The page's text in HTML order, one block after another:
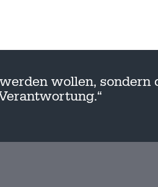
wollen, sondern